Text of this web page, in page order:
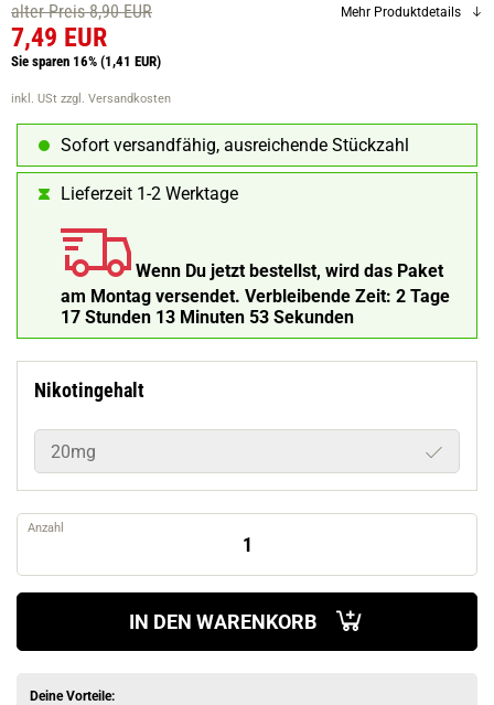
alter Preis 8,90 EUR
7,49 EUR
Sie sparen 16% (1,41 EUR)
inkl. USt zzgl. Versandkosten
Mehr Produktdetails
Sofort versandfähig, ausreichende Stückzahl
Lieferzeit 1-2 Werktage
Wenn Du jetzt bestellst, wird das Paket
am Montag versendet. Verbleibende Zeit: 2 Tage
17 Stunden 13 Minuten 52 Sekunden
Nikotingehalt
20mg
Anzahl
IN DEN WARENKORB
Deine Vorteile: